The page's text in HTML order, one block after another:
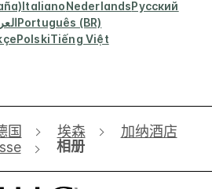
ItalianoNederlandsРусский
Português (BR)
PolskiTiếng Việt
国 埃森
加纳酒店
相册